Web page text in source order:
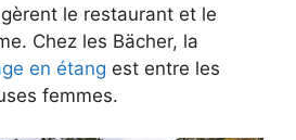
le restaurant et le
Chez les Bächer, la
en étang est entre les
femmes.